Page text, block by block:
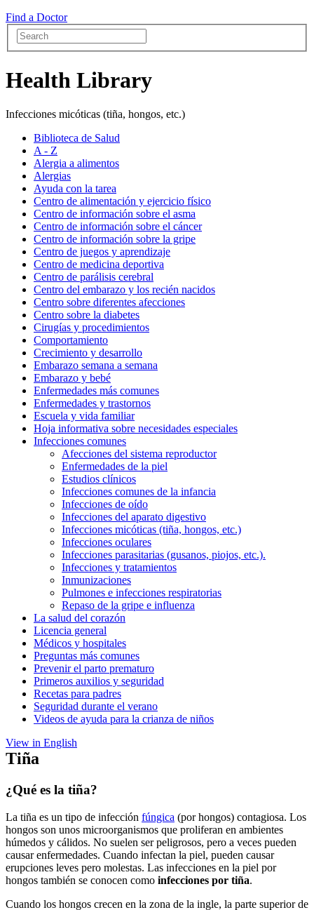
Find a Doctor
Health Library
Infecciones micóticas (tiña, hongos, etc.)
Biblioteca de Salud
A - Z
Alergia a alimentos
Alergias
Ayuda con la tarea
Centro de alimentación y ejercicio físico
Centro de información sobre el asma
Centro de información sobre el cáncer
Centro de información sobre la gripe
Centro de juegos y aprendizaje
Centro de medicina deportiva
Centro de parálisis cerebral
Centro del embarazo y los recién nacidos
Centro sobre diferentes afecciones
Centro sobre la diabetes
Cirugías y procedimientos
Comportamiento
Crecimiento y desarrollo
Embarazo semana a semana
Embarazo y bebé
Enfermedades más comunes
Enfermedades y trastornos
Escuela y vida familiar
Hoja informativa sobre necesidades especiales
Infecciones comunes
Afecciones del sistema reproductor
Enfermedades de la piel
Estudios clínicos
Infecciones comunes de la infancia
Infecciones de oído
Infecciones del aparato digestivo
Infecciones micóticas (tiña, hongos, etc.)
Infecciones oculares
Infecciones parasitarias (gusanos, piojos, etc.).
Infecciones y tratamientos
Inmunizaciones
Pulmones e infecciones respiratorias
Repaso de la gripe e influenza
La salud del corazón
Licencia general
Médicos y hospitales
Preguntas más comunes
Prevenir el parto prematuro
Primeros auxilios y seguridad
Recetas para padres
Seguridad durante el verano
Videos de ayuda para la crianza de niños
View in English
Tiña
¿Qué es la tiña?
La tiña es un tipo de infección fúngica (por hongos) contagiosa. Los
hongos son unos microorganismos que proliferan en ambientes
húmedos y cálidos. No suelen ser peligrosos, pero a veces pueden
causar enfermedades. Cuando infectan la piel, pueden causar
erupciones leves pero molestas. Las infecciones en la piel por
hongos también se conocen como infecciones por tiña.
Cuando los hongos crecen en la zona de la ingle, la parte superior de